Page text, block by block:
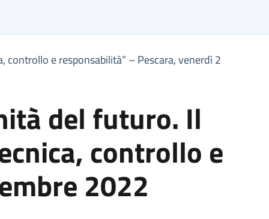
e responsabilità” – Pescara, venerdì 2
del futuro. Il
controllo e
2022